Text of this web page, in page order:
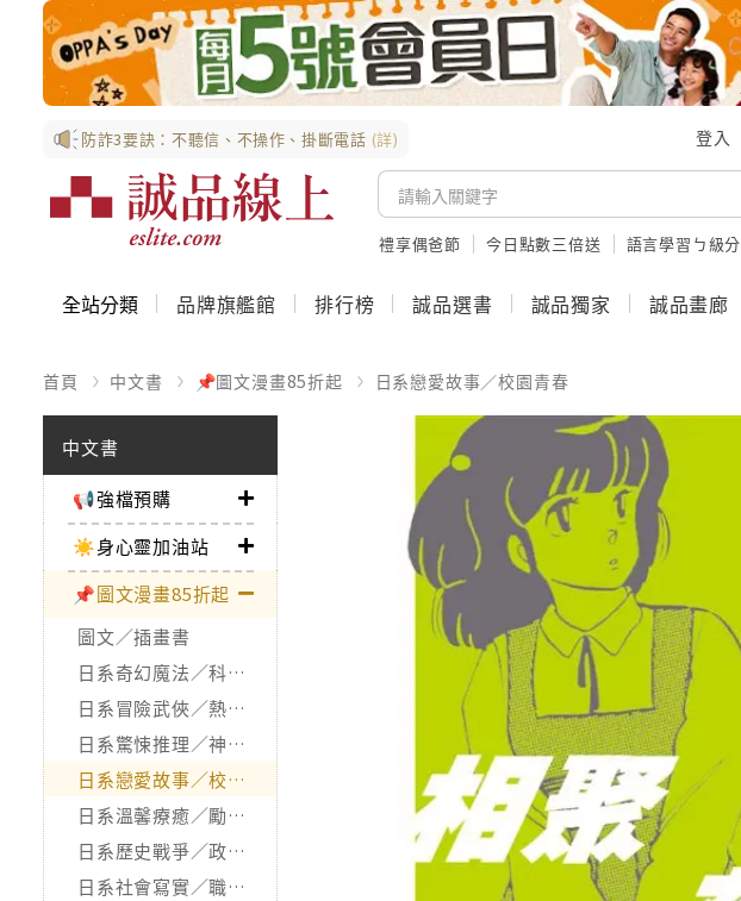
防詐3要訣：不聽信、不操作、掛斷電話 (詳) 登入
禮享偶爸節 今日點數三倍送 語言學習ㄅ級分
全站分類 品牌旗艦館 排行榜 誠品選書 誠品獨家 誠品畫廊
首頁 中文書 📌圖文漫畫85折起 日系戀愛故事／校園青春
中文書
📢強檔預購
☀️身心靈加油站
📌圖文漫畫85折起
圖文／插畫書
日系奇幻魔法／科幻冒險
日系冒險武俠／熱血運動
日系驚悚推理／神怪靈異
日系戀愛故事／校園青春
日系溫馨療癒／勵志搞笑
日系歷史戰爭／政治宗教
日系社會寫實／職場職人